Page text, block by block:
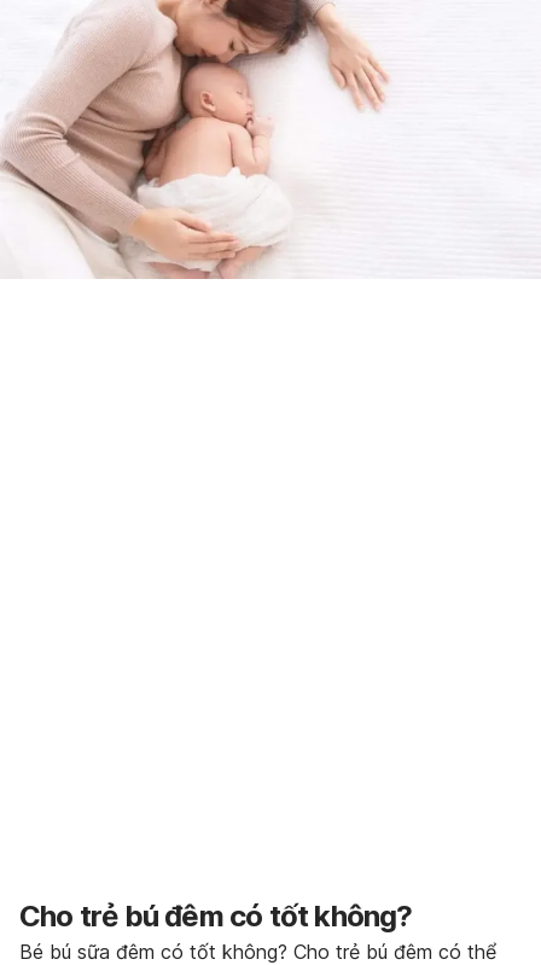
Cho trẻ bú đêm có tốt không?
Bé bú sữa đêm có tốt không? Cho trẻ bú đêm có thể